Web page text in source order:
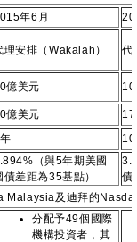
年6月
理安排（Wakalah） 代
億美元
億美元
（與5年期美國
債差距為35基點）
債
Malaysia及迪拜的
分配予49個國際
機構投資者，其